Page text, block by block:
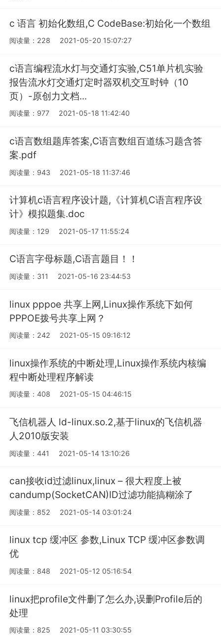
c 语言 初始化数组,C CodeBase:初始化一个数组
阅读量：228 2021-05-20 15:07:27
c语言编程流水灯与交通灯实验,C51单片机实验
报告流水灯交通灯定时器双机交互时钟（10
页）-原创力文档...
阅读量：977 2021-05-18 11:42:40
c语言数组题库答案,C语言数组百道练习题含答
案.pdf
阅读量：943 2021-05-18 11:37:46
计算机c语言程序设计题,《计算机C语言程序设
计》模拟题集.doc
阅读量：129 2021-05-17 11:55:24
C语言字母标题,C语言题目！！
阅读量：311 2021-05-16 23:44:53
linux pppoe 共享上网,Linux操作系统下如何
PPPOE拨号共享上网？
阅读量：242 2021-05-15 09:16:12
linux操作系统的中断处理,Linux操作系统内核编
程中断处理程序解读
阅读量：408 2021-05-15 04:46:15
飞信机器人 ld-linux.so.2,基于linux的飞信机器
人2010版安装
阅读量：441 2021-05-14 13:10:26
can接收id过滤linux,linux – 很大程度上被
candump(SocketCAN)ID过滤功能搞糊涂了
阅读量：852 2021-05-14 03:01:24
linux tcp 缓冲区 参数,Linux TCP 缓冲区参数调
优
阅读量：848 2021-05-12 05:16:54
linux把profile文件删了怎么办,误删Profile后的
处理
阅读量：825 2021-05-11 03:30:55